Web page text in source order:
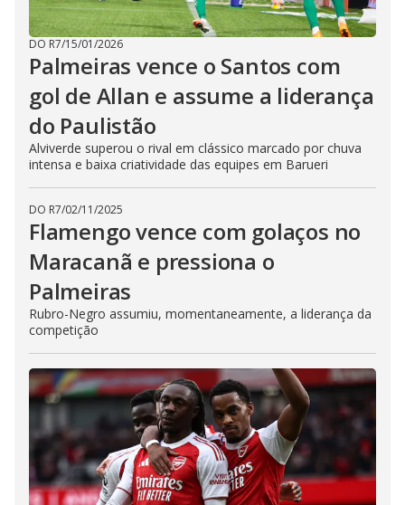
DO R7/15/01/2026
Palmeiras vence o Santos com
gol de Allan e assume a liderança
do Paulistão
Alviverde superou o rival em clássico marcado por chuva
intensa e baixa criatividade das equipes em Barueri
DO R7/02/11/2025
Flamengo vence com golaços no
Maracanã e pressiona o
Palmeiras
Rubro-Negro assumiu, momentaneamente, a liderança da
competição